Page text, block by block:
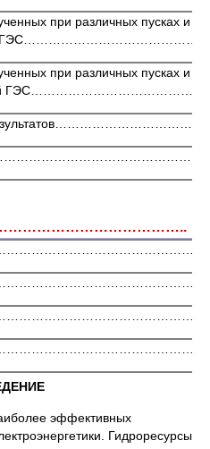
при различных пусках и
при различных пусках и
эффективных
Гидроресурсы